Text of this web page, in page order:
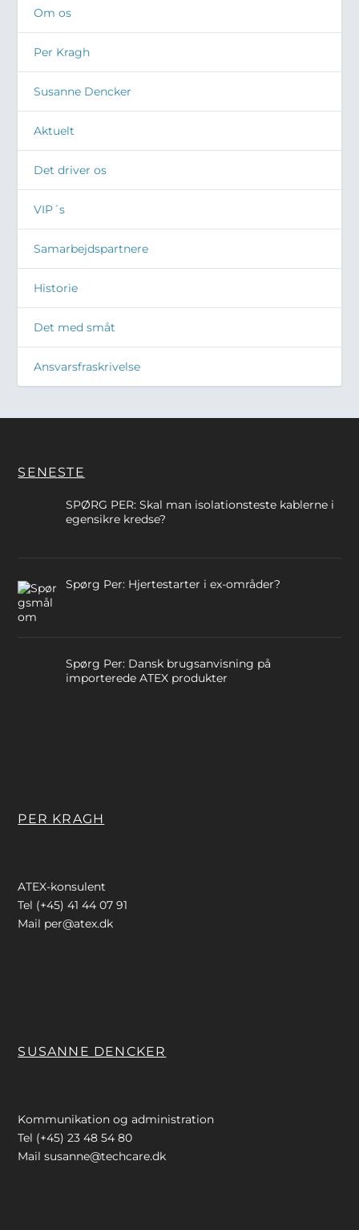
Om os
Per Kragh
Susanne Dencker
Aktuelt
Det driver os
VIP´s
Samarbejdspartnere
Historie
Det med småt
Ansvarsfraskrivelse
SENESTE
SPØRG PER: Skal man isolationsteste kablerne i
egensikre kredse?
Spørg Per: Hjertestarter i ex-områder?
Spørg Per: Dansk brugsanvisning på
importerede ATEX produkter
PER KRAGH
ATEX-konsulent
Tel (+45) 41 44 07 91
Mail per@atex.dk
SUSANNE DENCKER
Kommunikation og administration
Tel (+45) 23 48 54 80
Mailsusanne@techcare.dk